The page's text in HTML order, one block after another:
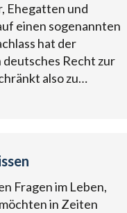
Ehegatten und
einen sogenannten
hat der
Recht zur
also zu…
Fragen im Leben,
in Zeiten